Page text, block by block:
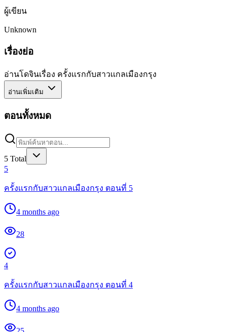
ผู้เขียน
Unknown
เรื่องย่อ
อ่านโดจินเรื่อง ครั้งเเรกกับสาวเเกลเมืองกรุง
อ่านเพิ่มเติม
ตอนทั้งหมด
5 Total
5
ครั้งเเรกกับสาวเเกลเมืองกรุง ตอนที่ 5
4 months ago
28
4
ครั้งเเรกกับสาวเเกลเมืองกรุง ตอนที่ 4
4 months ago